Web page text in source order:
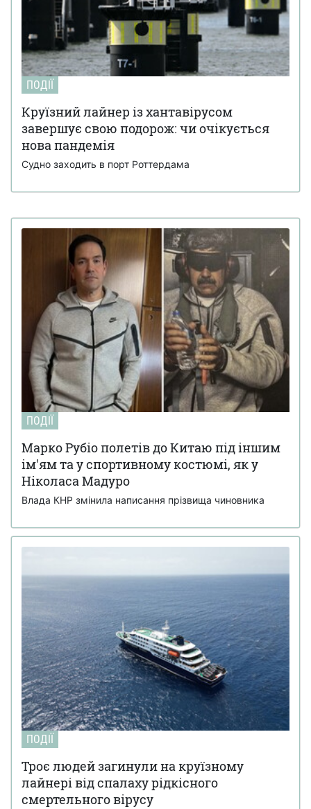
ПОДІЇ
Круїзний лайнер із хантавірусом
завершує свою подорож: чи очікується
нова пандемія
Судно заходить в порт Роттердама
ПОДІЇ
Марко Рубіо полетів до Китаю під іншим
ім'ям та у спортивному костюмі, як у
Ніколаса Мадуро
Влада КНР змінила написання прізвища чиновника
ПОДІЇ
Троє людей загинули на круїзному
лайнері від спалаху рідкісного
смертельного вірусу